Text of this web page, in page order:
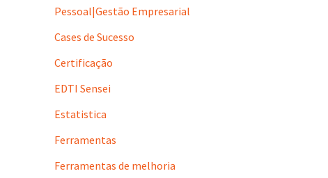
Pessoal|Gestão Empresarial
Cases de Sucesso
Certificação
EDTI Sensei
Estatistica
Ferramentas
Ferramentas de melhoria